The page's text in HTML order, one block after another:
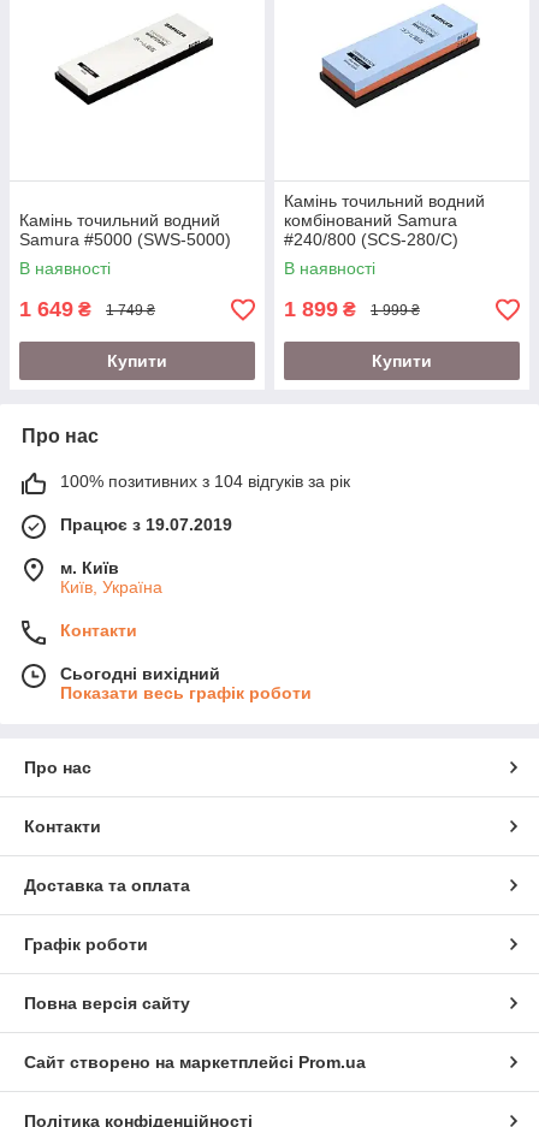
Камінь точильний водний
Samura #5000 (SWS-5000)
В наявності
1 649 ₴ 1 749 ₴
Купити
Камінь точильний водний
комбінований Samura
#240/800 (SCS-280/С)
В наявності
1 899 ₴ 1 999 ₴
Купити
Про нас
100% позитивних з 104 відгуків за рік
Працює з 19.07.2019
м. Київ
Київ, Україна
Контакти
Сьогодні вихідний
Показати весь графік роботи
Про нас
Контакти
Доставка та оплата
Графік роботи
Повна версія сайту
Сайт створено на маркетплейсі Prom.ua
Політика конфіденційності